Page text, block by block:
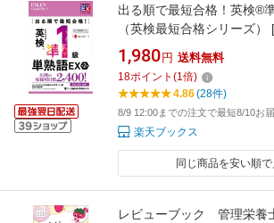
出る順で最短合格！英検®
（英検最短合格シリーズ
出版 英語出版編集部 ]
1,980 円 送料無料
18ポイント (1倍)
4.86(28件)
8/9 12:00までの注文で最短8/10お
楽天ブックス
同じ商品を安い順で
レビューブック 管理栄